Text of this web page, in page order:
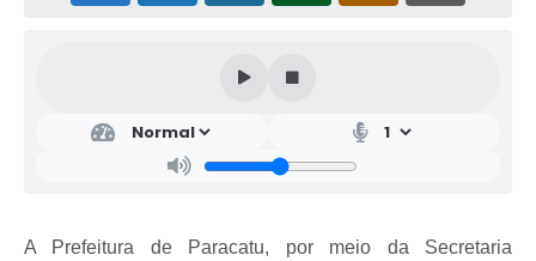
A Prefeitura de Paracatu, por meio da Secretaria